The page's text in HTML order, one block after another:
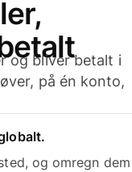
og bliver betalt i
på én konto,
og omregn dem